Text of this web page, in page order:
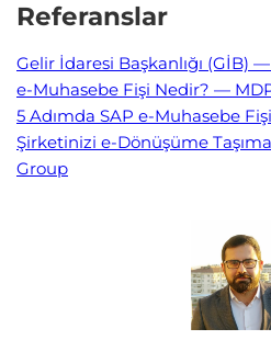
Referanslar
Gelir İdaresi Başkanlığı (GİB)
e-Muhasebe Fişi Nedir? —
5 Adımda SAP e-Muhasebe
Şirketinizi e-Dönüşüme
Group